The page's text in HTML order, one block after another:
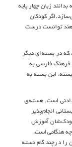
زبان چهار پايه
سازد.اگر کودکان
توانست درست
در بسته اي ديگر
فرهنگ فارسي به
اين بسته به
دادني است. هسته ي
انجام پذير
شان آموزش
هنگامي است،
را د رچند گام دسته